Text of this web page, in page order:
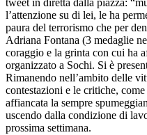
tweet in diretta dalla piazza:
l’attenzione su di lei, le ha
paura del terrorismo che per
Adriana Fontana (3 medaglie
coraggio e la grinta con cui ha
organizzato a Sochi. Si è
Rimanendo nell’ambito delle
contestazioni e le critiche,
affiancata la sempre
uscendo dalla condizione di
prossima settimana.